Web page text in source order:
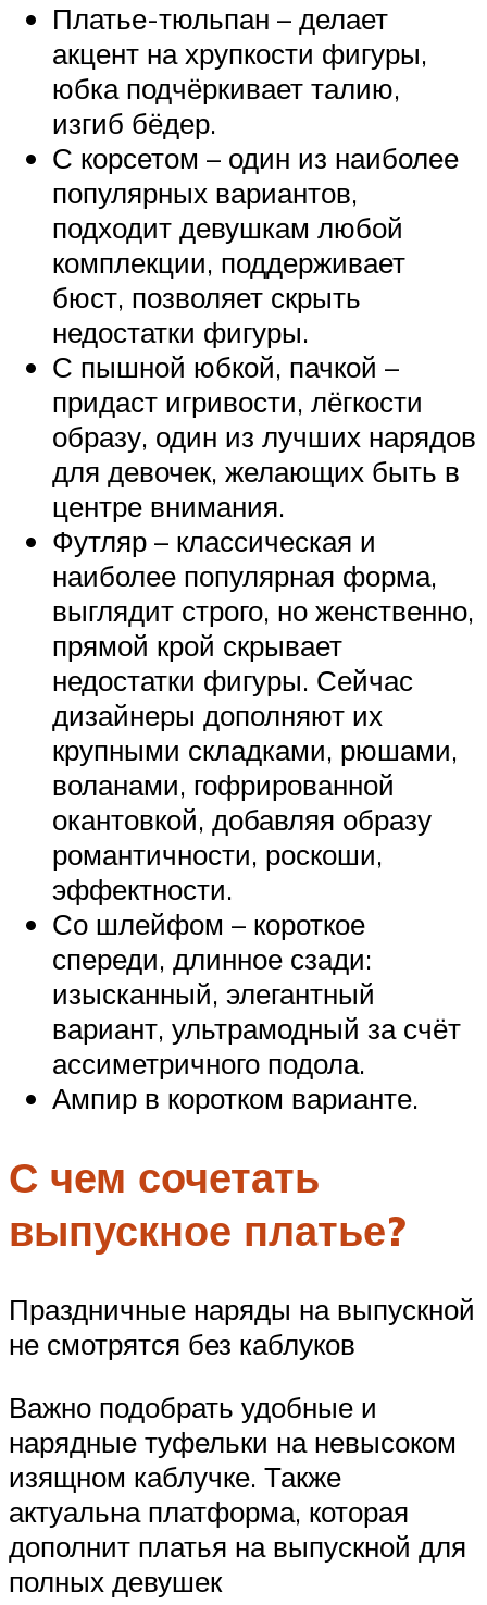
Платье-тюльпан – делает
акцент на хрупкости фигуры,
юбка подчёркивает талию,
изгиб бёдер.
С корсетом – один из наиболее
популярных вариантов,
подходит девушкам любой
комплекции, поддерживает
бюст, позволяет скрыть
недостатки фигуры.
С пышной юбкой, пачкой –
придаст игривости, лёгкости
образу, один из лучших нарядов
для девочек, желающих быть в
центре внимания.
Футляр – классическая и
наиболее популярная форма,
выглядит строго, но женственно,
прямой крой скрывает
недостатки фигуры. Сейчас
дизайнеры дополняют их
крупными складками, рюшами,
воланами, гофрированной
окантовкой, добавляя образу
романтичности, роскоши,
эффектности.
Со шлейфом – короткое
спереди, длинное сзади:
изысканный, элегантный
вариант, ультрамодный за счёт
ассиметричного подола.
Ампир в коротком варианте.
С чем сочетать
выпускное платье?
Праздничные наряды на выпускной
не смотрятся без каблуков
Важно подобрать удобные и
нарядные туфельки на невысоком
изящном каблучке. Также
актуальна платформа, которая
дополнит платья на выпускной для
полных девушек